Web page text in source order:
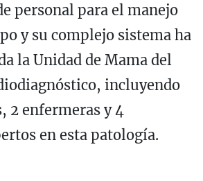
personal para el manejo
y su complejo sistema ha
la Unidad de Mama del
incluyendo
2 enfermeras y 4
en esta patología.